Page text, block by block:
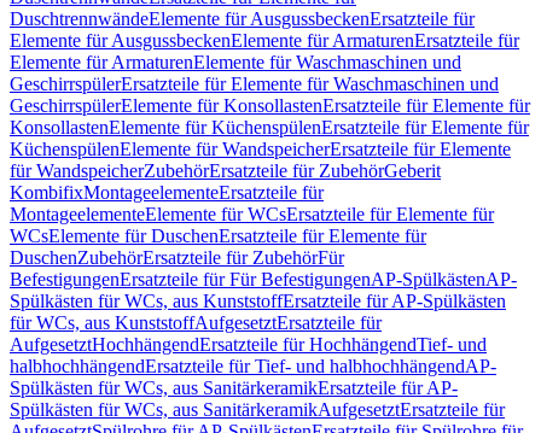
DuschtrennwändeElemente für AusgussbeckenErsatzteile für
Elemente für AusgussbeckenElemente für ArmaturenErsatzteile für
Elemente für ArmaturenElemente für Waschmaschinen und
GeschirrspülerErsatzteile für Elemente für Waschmaschinen und
GeschirrspülerElemente für KonsollastenErsatzteile für Elemente für
KonsollastenElemente für KüchenspülenErsatzteile für Elemente für
KüchenspülenElemente für WandspeicherErsatzteile für Elemente
für WandspeicherZubehörErsatzteile für ZubehörGeberit
KombifixMontageelementeErsatzteile für
MontageelementeElemente für WCsErsatzteile für Elemente für
WCsElemente für DuschenErsatzteile für Elemente für
DuschenZubehörErsatzteile für ZubehörFür
BefestigungenErsatzteile für Für BefestigungenAP-SpülkästenAP-
Spülkästen für WCs, aus KunststoffErsatzteile für AP-Spülkästen
für WCs, aus KunststoffAufgesetztErsatzteile für
AufgesetztHochhängendErsatzteile für HochhängendTief- und
halbhochhängendErsatzteile für Tief- und halbhochhängendAP-
Spülkästen für WCs, aus SanitärkeramikErsatzteile für AP-
Spülkästen für WCs, aus SanitärkeramikAufgesetztErsatzteile für